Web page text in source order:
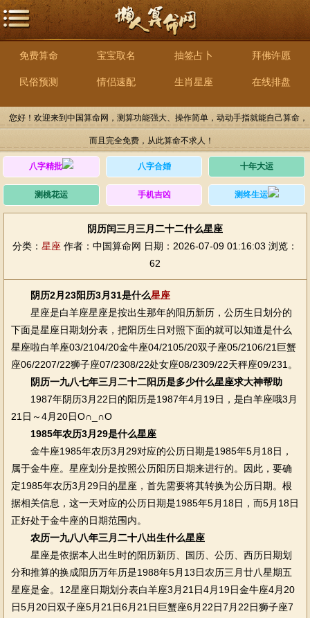
免费算命 宝宝取名 抽签占卜 拜佛许愿
民俗预测 情侣速配 生肖星座 在线排盘
您好！欢迎来到中国算命网，测算功能强大、操作简单，动动手指就能自己算命，
而且完全免费，从此算命不求人！
八字精批 八字合婚 十年大运
测桃花运 手机吉凶 测终生运
阴历闰三月三月二十二什么星座
分类： 星座 作者：中国算命网 日期：2026-07-09 01:16:03 浏览：
62
阴历2月23阳历3月31是什么星座
星座是白羊座星座是按出生那年的阳历新历，公历生日划分的
下面是星座日期划分表，把阳历生日对照下面的就可以知道是什么
星座啦白羊座03/2104/20金牛座04/2105/20双子座05/2106/21巨蟹
座06/2207/22狮子座07/2308/22处女座08/2309/22天秤座09/231。
阴历一九八七年三月二十二阳历是多少什么星座求大神帮助
1987年阴历3月22日的阳历是1987年4月19日，是白羊座哦3月
21日～4月20日O∩_∩O
1985年农历3月29是什么星座
金牛座1985年农历3月29对应的公历日期是1985年5月18日，
属于金牛座。星座划分是按照公历阳历日期来进行的。因此，要确
定1985年农历3月29日的星座，首先需要将其转换为公历日期。根
据相关信息，这一天对应的公历日期是1985年5月18日，而5月18日
正好处于金牛座的日期范围内。
农历一九八八年三月二十八出生什么星座
星座是依据本人出生时的阳历新历、国历、公历、西历日期划
分和推算的换成阳历万年历是1988年5月13日农历三月廿八星期五
星座是金。12星座日期划分表白羊座3月21日4月19日金牛座4月20
日5月20日双子座5月21日6月21日巨蟹座6月22日7月22日狮子座7